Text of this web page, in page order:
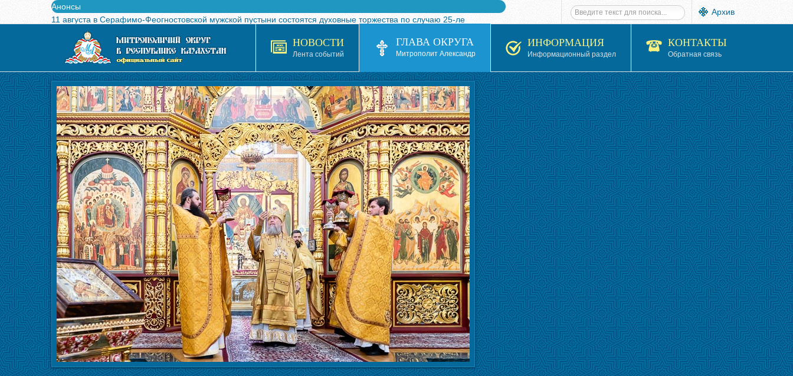
Анонсы
11 августа в Серафимо-Феогностовской мужской пустыни состоятся духовные торжества по случаю 25-ле
Выпущен в свет буклет о проведении Международного турнира по волейболу, посвященного 25-летию обр
Вышел в свет новый номер журнала «Свет Православия в Казахстане»
Вышла в свет монография «Управляющие Алма-Атинской епархией Русской Православной Церкви в 1927–19
Алма-Атинская духовная семинария объявляет прием документов на 2026-2027 учебный год
Архив
НОВОСТИ
Лента событий
ГЛАВА ОКРУГА
Митрополит Александр
ИНФОРМАЦИЯ
Информационный раздел
КОНТАКТЫ
Обратная связь